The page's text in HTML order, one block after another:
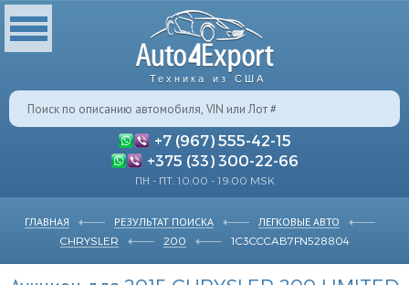
Техника из США
+7 (967) 555-42-15
+375 (33) 300-22-66
ПН - ПТ: 10:00 - 19:00 MSK
ГЛАВНАЯ РЕЗУЛЬТАТ ПОИСКА
ЛЕГКОВЫЕ АВТО
CHRYSLER
200 1C3CCCAB7FN528804